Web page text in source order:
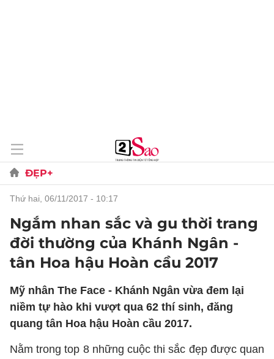
ĐẸP+
thứ hai, 06/11/2017 - 10:17
Ngắm nhan sắc và gu thời trang
đời thường của Khánh Ngân -
tân Hoa hậu Hoàn cầu 2017
Mỹ nhân The Face - Khánh Ngân vừa đem lại
niềm tự hào khi vượt qua 62 thí sinh, đăng
quang tân Hoa hậu Hoàn cầu 2017.
Nằm trong top 8 những cuộc thi sắc đẹp được quan